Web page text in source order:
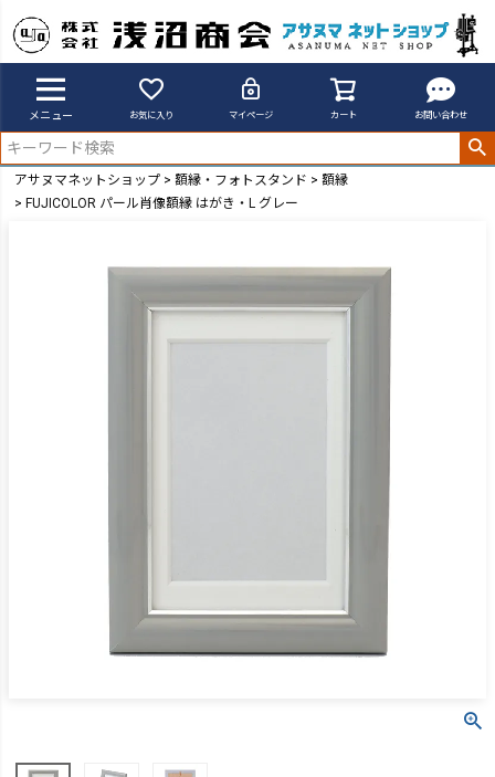
メニュー お気に入り マイページ カート お問い合わせ
アサヌマネットショップ 額縁・フォトスタンド
額縁
FUJICOLOR パール肖像額縁 はがき・L グレー